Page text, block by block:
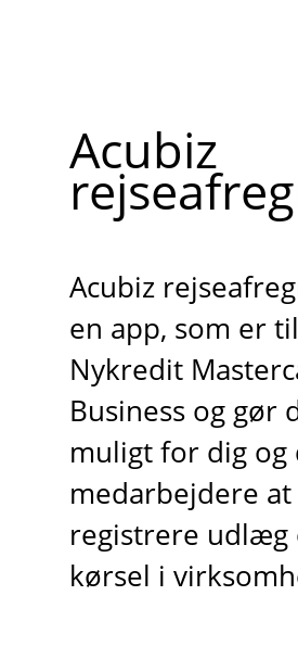
Acubiz
Acubiz
en app, som er
Nykredit
Business og gør
muligt for dig og
medarbejdere at
registrere udlæg
kørsel i